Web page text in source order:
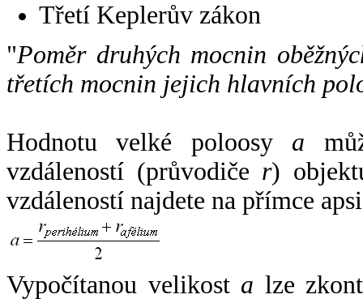
Třetí Keplerův zákon
"Poměr druhých mocnin
třetích mocnin jejich hlavních
Hodnotu velké poloosy a
vzdáleností (průvodiče r)
vzdáleností najdete na přímce
Vypočítanou velikost a lze